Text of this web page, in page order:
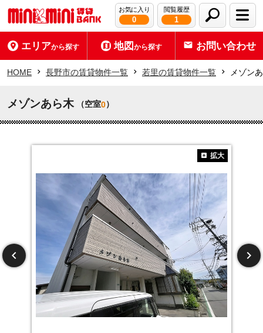
お気に入り
0
閲覧履歴
1
エリアから探す 地図から探す お問い合わせ
HOME 長野市の賃貸物件一覧 若里の賃貸物件一覧 メゾン
メゾンあら木 （空室0）
拡大